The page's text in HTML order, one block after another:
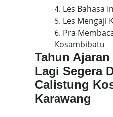
4. Les Bahasa
5. Les Mengaji
6. Pra
Kosambibatu
Tahun
Lagi Segera
Calistung
Karawang